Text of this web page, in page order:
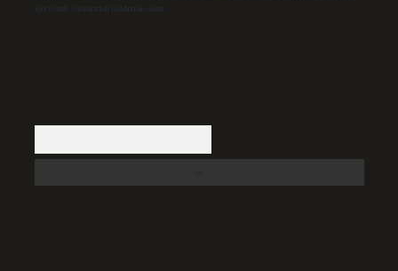
içerisinde sitemizden kaldırılacaktır.